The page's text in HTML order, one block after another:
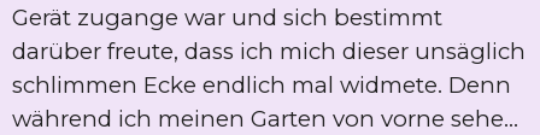
Gerät zugange war und sich bestimmt
darüber freute, dass ich mich dieser unsäglich
schlimmen Ecke endlich mal widmete. Denn
während ich meinen Garten von vorne sehe...